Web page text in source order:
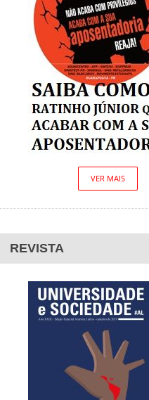
VER MAIS
REVISTA